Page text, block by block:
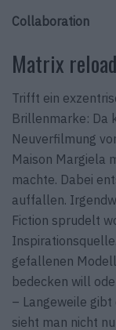
Collaboration
Matrix
Trifft ein
Brillenmarke: Da
Neuverfilmung
Maison Margiela
machte. Dabei
auffallen.
Fiction sprudelt
gefallenen
bedecken will
– Langeweile
sieht man nicht